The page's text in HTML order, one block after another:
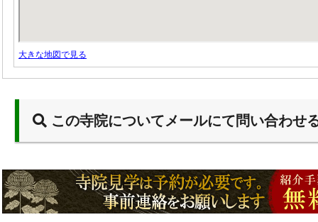
大きな地図で見る
この寺院についてメールにて問い合わせ